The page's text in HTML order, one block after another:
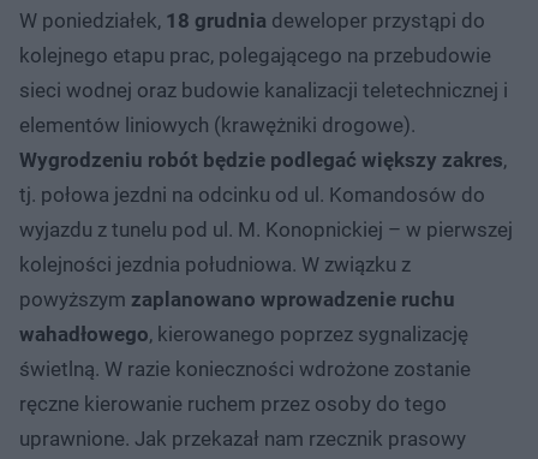
W poniedziałek, 18 grudnia deweloper przystąpi do
kolejnego etapu prac, polegającego na przebudowie
sieci wodnej oraz budowie kanalizacji teletechnicznej i
elementów liniowych (krawężniki drogowe).
Wygrodzeniu robót będzie podlegać większy zakres,
tj. połowa jezdni na odcinku od ul. Komandosów do
wyjazdu z tunelu pod ul. M. Konopnickiej – w pierwszej
kolejności jezdnia południowa. W związku z
powyższym zaplanowano wprowadzenie ruchu
wahadłowego, kierowanego poprzez sygnalizację
świetlną. W razie konieczności wdrożone zostanie
ręczne kierowanie ruchem przez osoby do tego
uprawnione. Jak przekazał nam rzecznik prasowy